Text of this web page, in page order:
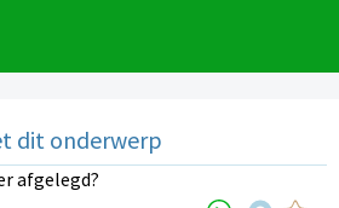
dit onderwerp
afgelegd?